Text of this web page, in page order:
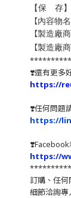
【保 存
【內容物
【製造廠
【製造廠
❣️還有更多
https://
❣️任何問題
https://
❣️
https://
訂購、任
細節洽詢專